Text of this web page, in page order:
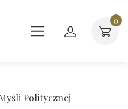
0
Politycznej